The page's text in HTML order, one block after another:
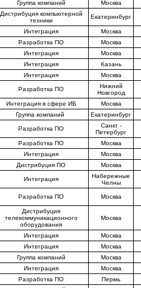
Группа компаний Москва
Дистрибуция компьютерной
техники
Екатеринбург
Интеграция
Москва
Разработка ПО
Москва
Интеграция
Москва
Интеграция
Казань
Интеграция Москва
Разработка ПО
Нижний
Новгород
Интеграция в сфере ИБ
Москва
Группа компаний Екатеринбург
Разработка ПО
Санкт -
Петербург
Разработка ПО
Москва
Интеграция
Москва
Дистрибуция ПО Москва
Интеграция
Набережные
Челны
Разработка ПО Москва
Дистрибуция
телекоммуникационного
оборудования
Москва
Интеграция
Москва
Интеграция
Москва
Группа компаний
Москва
Интеграция
Москва
Разработка ПО
Пермь